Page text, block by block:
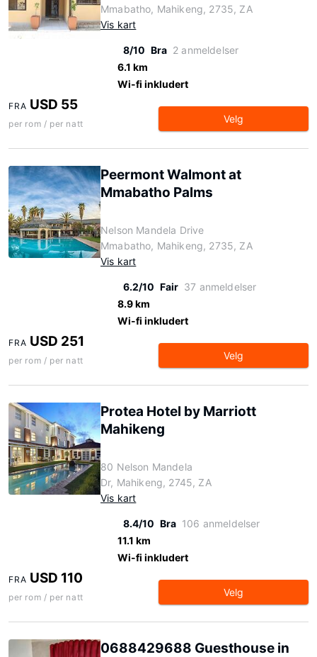
Mmabatho, Mahikeng, 2735, ZA
Vis kart
8/10 Bra 2 anmeldelser
6.1 km
Wi-fi inkludert
FRA USD 55
per rom / per natt Velg
Peermont Walmont at
Mmabatho Palms
Nelson Mandela Drive
Mmabatho, Mahikeng, 2735, ZA
Vis kart
6.2/10 Fair 37 anmeldelser
8.9 km
Wi-fi inkludert
FRA USD 251
per rom / per natt Velg
Protea Hotel by Marriott
Mahikeng
80 Nelson Mandela
Dr, Mahikeng, 2745, ZA
Vis kart
8.4/10 Bra 106 anmeldelser
11.1 km
Wi-fi inkludert
FRA USD 110
per rom / per natt Velg
0688429688 Guesthouse in